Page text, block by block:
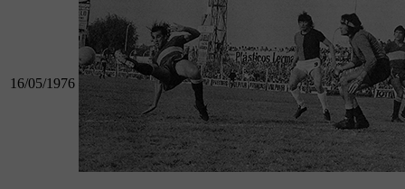
16/05/1976